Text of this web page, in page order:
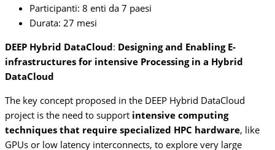
Participanti: 8 enti da 7 paesi
Durata: 27 mesi
DEEP Hybrid DataCloud: Designing and Enabling E-
infrastructures for intensive Processing in a Hybrid
DataCloud
The key concept proposed in the DEEP Hybrid DataCloud
project is the need to support intensive computing
techniques that require specialized HPC hardware, like
GPUs or low latency interconnects, to explore very large